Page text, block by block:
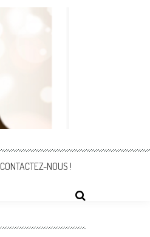
CONTACTEZ-NOUS !